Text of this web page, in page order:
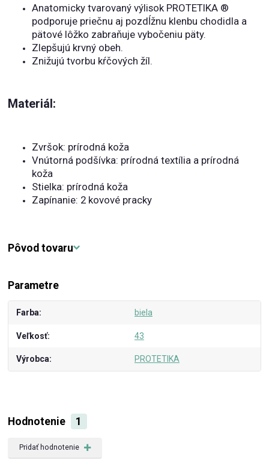
Anatomicky tvarovaný výlisok PROTETIKA ®
podporuje priečnu aj pozdĺžnu klenbu chodidla a
pätové lôžko zabraňuje vybočeniu päty.
Zlepšujú krvný obeh.
Znižujú tvorbu kŕčových žíl.
Materiál:
Zvršok: prírodná koža
Vnútorná podšívka: prírodná textília a prírodná
koža
Stielka: prírodná koža
Zapínanie: 2 kovové pracky
Pôvod tovaru
Parametre
Farba biela
Veľkosť 43
Výrobca PROTETIKA
Hodnotenie 1
Pridať hodnotenie